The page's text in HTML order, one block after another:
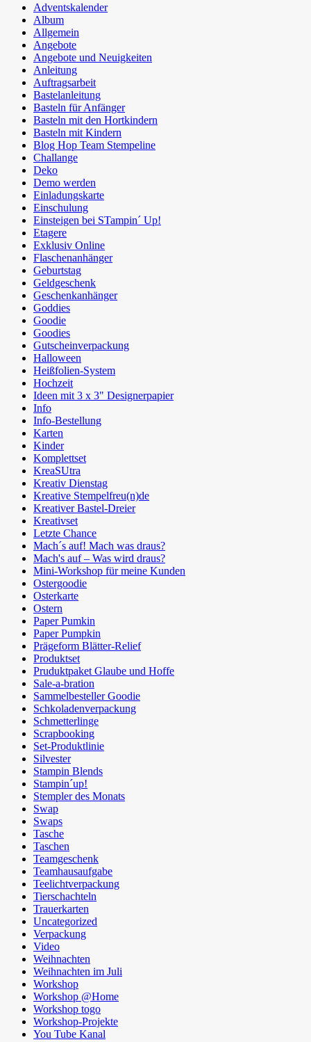
Adventskalender
Album
Allgemein
Angebote
Angebote und Neuigkeiten
Anleitung
Auftragsarbeit
Bastelanleitung
Basteln für Anfänger
Basteln mit den Hortkindern
Basteln mit Kindern
Blog Hop Team Stempeline
Challange
Deko
Demo werden
Einladungskarte
Einschulung
Einsteigen bei STampin´ Up!
Etagere
Exklusiv Online
Flaschenanhänger
Geburtstag
Geldgeschenk
Geschenkanhänger
Goddies
Goodie
Goodies
Gutscheinverpackung
Halloween
Heißfolien-System
Hochzeit
Ideen mit 3 x 3" Designerpapier
Info
Info-Bestellung
Karten
Kinder
Komplettset
KreaSUtra
Kreativ Dienstag
Kreative Stempelfreu(n)de
Kreativer Bastel-Dreier
Kreativset
Letzte Chance
Mach´s auf! Mach was draus?
Mach's auf – Was wird draus?
Mini-Workshop für meine Kunden
Ostergoodie
Osterkarte
Ostern
Paper Pumkin
Paper Pumpkin
Prägeform Blätter-Relief
Produktset
Pruduktpaket Glaube und Hoffe
Sale-a-bration
Sammelbesteller Goodie
Schkoladenverpackung
Schmetterlinge
Scrapbooking
Set-Produktlinie
Silvester
Stampin Blends
Stampin´up!
Stempler des Monats
Swap
Swaps
Tasche
Taschen
Teamgeschenk
Teamhausaufgabe
Teelichtverpackung
Tierschachteln
Trauerkarten
Uncategorized
Verpackung
Video
Weihnachten
Weihnachten im Juli
Workshop
Workshop @Home
Workshop togo
Workshop-Projekte
You Tube Kanal